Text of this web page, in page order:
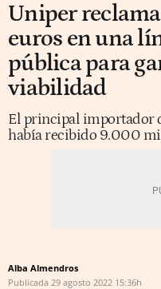
Uniper
euros en una
pública para
viabilidad
El principal importador
había recibido 9.000
Alba Almendros
Publicada 29 agosto 2022 15:36h